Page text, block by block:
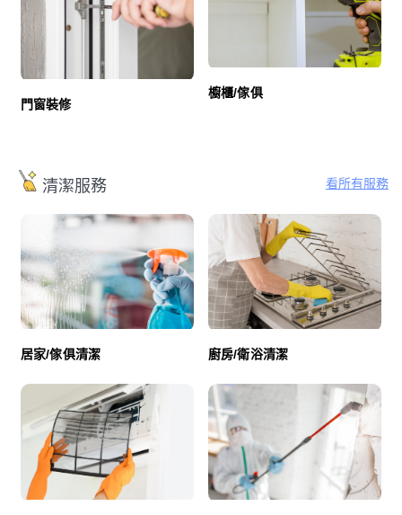
門窗裝修
櫥櫃/傢俱
清潔服務 看所有服務
居家/傢俱清潔 廚房/衛浴清潔